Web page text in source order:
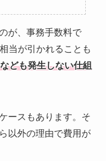
が、事務手数料で
当が引かれることも
ども発生しない仕組
ースもあります。そ
以外の理由で費用が